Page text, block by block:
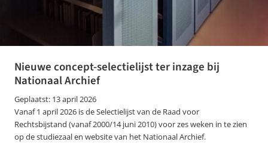
Nieuwe concept-selectielijst ter inzage bij
Nationaal Archief
Geplaatst: 13 april 2026
Vanaf 1 april 2026 is de Selectielijst van de Raad voor
Rechtsbijstand (vanaf 2000/14 juni 2010) voor zes weken in te zien
op de studiezaal en website van het Nationaal Archief.